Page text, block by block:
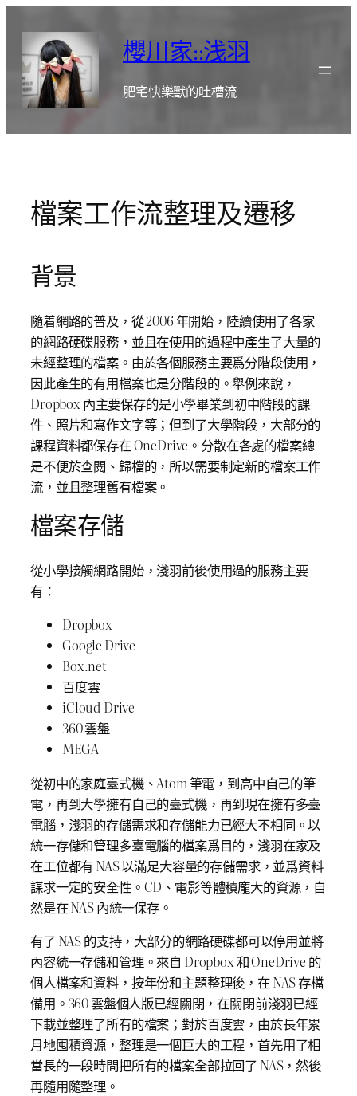
櫻川家::浅羽
肥宅快樂獸的吐槽流
檔案工作流整理及遷移
背景
隨着網路的普及，從 2006 年開始，陸續使用了各家
的網路硬碟服務，並且在使用的過程中產生了大量的
未經整理的檔案。由於各個服務主要爲分階段使用，
因此產生的有用檔案也是分階段的。舉例來說，
Dropbox 內主要保存的是小學畢業到初中階段的課
件、照片和寫作文字等；但到了大學階段，大部分的
課程資料都保存在 OneDrive。分散在各處的檔案總
是不便於查閱、歸檔的，所以需要制定新的檔案工作
流，並且整理舊有檔案。
檔案存儲
從小學接觸網路開始，淺羽前後使用過的服務主要
有：
Dropbox
Google Drive
Box.net
百度雲
iCloud Drive
360 雲盤
MEGA
從初中的家庭臺式機、Atom 筆電，到高中自己的筆
電，再到大學擁有自己的臺式機，再到現在擁有多臺
電腦，淺羽的存儲需求和存儲能力已經大不相同。以
統一存儲和管理多臺電腦的檔案爲目的，淺羽在家及
在工位都有 NAS 以滿足大容量的存儲需求，並爲資料
謀求一定的安全性。CD、電影等體積龐大的資源，自
然是在 NAS 內統一保存。
有了 NAS 的支持，大部分的網路硬碟都可以停用並將
內容統一存儲和管理。來自 Dropbox 和 OneDrive 的
個人檔案和資料，按年份和主題整理後，在 NAS 存檔
備用。360 雲盤個人版已經關閉，在關閉前淺羽已經
下載並整理了所有的檔案；對於百度雲，由於長年累
月地囤積資源，整理是一個巨大的工程，首先用了相
當長的一段時間把所有的檔案全部拉回了 NAS，然後
再隨用隨整理。